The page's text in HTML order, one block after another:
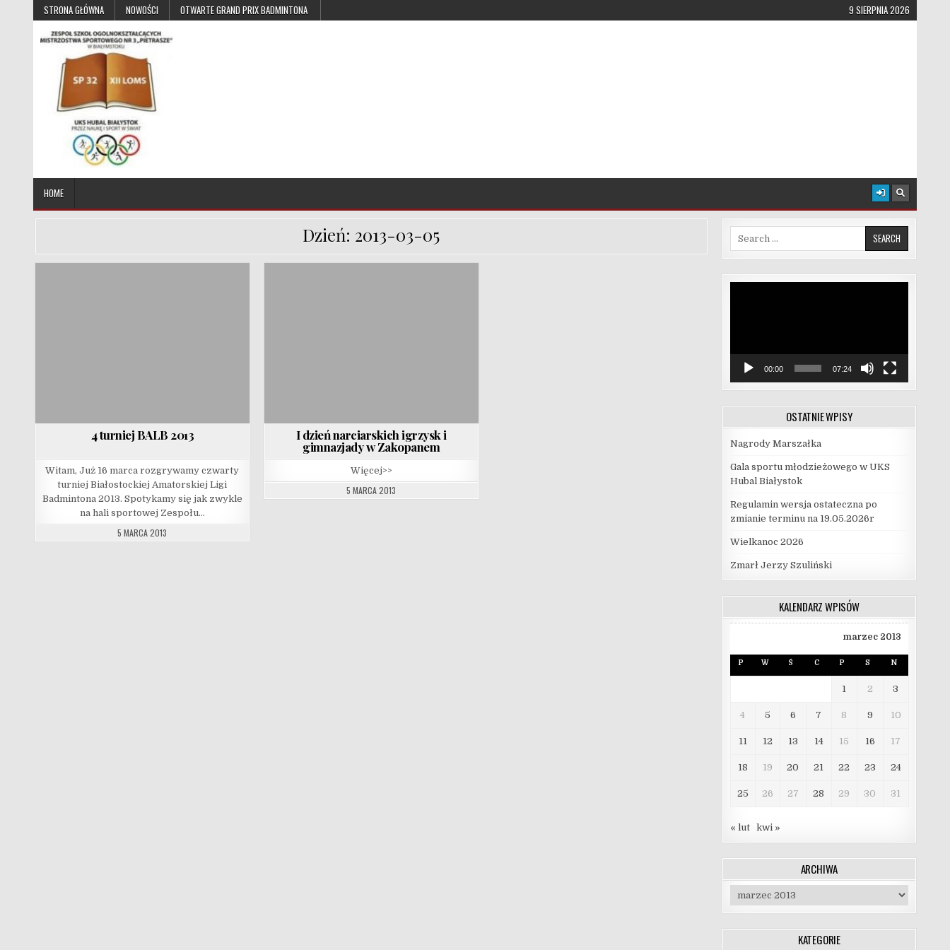
Skip to contentSTRONA GŁÓWNA NOWOŚCI OTWARTE GRAND PRIX BADMINTONA 9 SIERPNIA 2026
UKS Hubal Białystok
HOME
Dzień: 2013-03-05
4 turniej BALB 2013
Witam, Już 16 marca rozgrywamy czwarty
turniej Białostockiej Amatorskiej Ligi
Badmintona 2013. Spotykamy się jak zwykle
na hali sportowej Zespołu…
5 MARCA 2013
I dzień narciarskich igrzysk i
gimnazjady w Zakopanem
Więcej>>
5 MARCA 2013
Search for:
00:00 07:24
OSTATNIE WPISY
Nagrody Marszałka
Gala sportu młodzieżowego w UKS
Hubal Białystok
Regulamin wersja ostateczna po
zmianie terminu na 19.05.2026r
Wielkanoc 2026
Zmarł Jerzy Szuliński
KALENDARZ WPISÓW
marzec 2013
P W Ś C P S N
1 2 3
4 5 6 7 8 9 10
11 12 13 14 15 16 17
18 19 20 21 22 23 24
25 26 27 28 29 30 31
« lut kwi »
ARCHIWA
Archiwa
KATEGORIE